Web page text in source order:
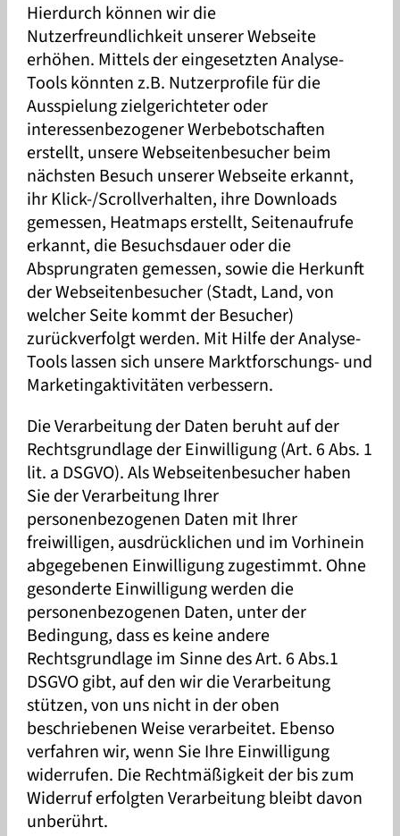
Hierdurch können wir die
Nutzerfreundlichkeit unserer Webseite
erhöhen. Mittels der eingesetzten Analyse-
Tools könnten z.B. Nutzerprofile für die
Ausspielung zielgerichteter oder
interessenbezogener Werbebotschaften
erstellt, unsere Webseitenbesucher beim
nächsten Besuch unserer Webseite erkannt,
ihr Klick-/Scrollverhalten, ihre Downloads
gemessen, Heatmaps erstellt, Seitenaufrufe
erkannt, die Besuchsdauer oder die
Absprungraten gemessen, sowie die Herkunft
der Webseitenbesucher (Stadt, Land, von
welcher Seite kommt der Besucher)
zurückverfolgt werden. Mit Hilfe der Analyse-
Tools lassen sich unsere Marktforschungs- und
Marketingaktivitäten verbessern.
Die Verarbeitung der Daten beruht auf der
Rechtsgrundlage der Einwilligung (Art. 6 Abs. 1
lit. a DSGVO). Als Webseitenbesucher haben
Sie der Verarbeitung Ihrer
personenbezogenen Daten mit Ihrer
freiwilligen, ausdrücklichen und im Vorhinein
abgegebenen Einwilligung zugestimmt. Ohne
gesonderte Einwilligung werden die
personenbezogenen Daten, unter der
Bedingung, dass es keine andere
Rechtsgrundlage im Sinne des Art. 6 Abs.1
DSGVO gibt, auf den wir die Verarbeitung
stützen, von uns nicht in der oben
beschriebenen Weise verarbeitet. Ebenso
verfahren wir, wenn Sie Ihre Einwilligung
widerrufen. Die Rechtmäßigkeit der bis zum
Widerruf erfolgten Verarbeitung bleibt davon
unberührt.